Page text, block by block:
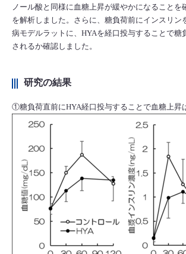
ノール酸と同様に血糖上昇が緩やかになることを
を解析しました。さらに、糖負荷前にインスリン
病モデルラットに、HYAを経口投与することで糖
されるか確認しました。
研究の結果
①糖負荷直前にHYA経口投与することで血糖上昇